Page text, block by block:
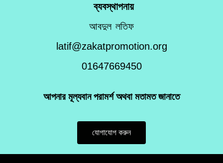
ব্যবস্থাপনায়
আবদুল লতিফ
latif@zakatpromotion.org
01647669450
আপনার মূল্যবান পরামর্শ অথবা মতামত জানাতে
যোগাযোগ করুন